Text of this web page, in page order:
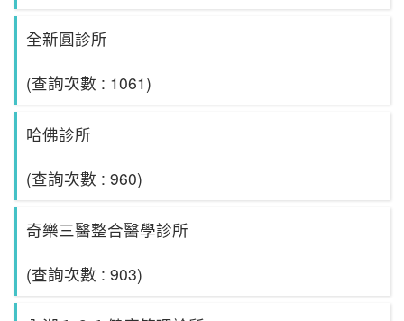
全新圓診所
(查詢次數 : 1061)
哈佛診所
(查詢次數 : 960)
奇樂三醫整合醫學診所
(查詢次數 : 903)